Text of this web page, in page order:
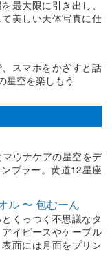
最大限に引き出し、
美しい天体写真に仕
スマホをかざすと話
星空を楽しもう
マウナケアの星空をデ
ブラー。黄道12星座
ル 〜 包むーん
くっつく不思議なタ
イピースやケーブル
面には月面をプリン